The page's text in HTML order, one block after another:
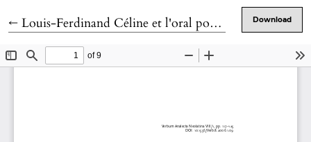
← Return to Article Details
Louis-Ferdinand Céline et l'oral populaire Download